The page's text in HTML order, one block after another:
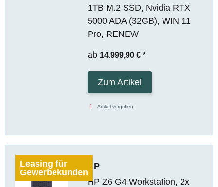
1TB M.2 SSD, Nvidia RTX
5000 ADA (32GB), WIN 11
Pro, RENEW
ab 14.999,90 € *
Zum Artikel
Artikel vergriffen
Leasing für
Gewerbekunden
HP
HP Z6 G4 Workstation, 2x